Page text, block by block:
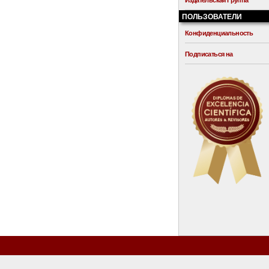
ПОЛЬЗОВАТЕЛИ
Конфиденциальность
Подписаться на